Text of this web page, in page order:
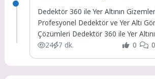
Dedektör 360 ile Yer Altının
Profesyonel Dedektör ve Yer Altı
Çözümleri Dedektör 360 ile Yer
24 7 dk. 0 0